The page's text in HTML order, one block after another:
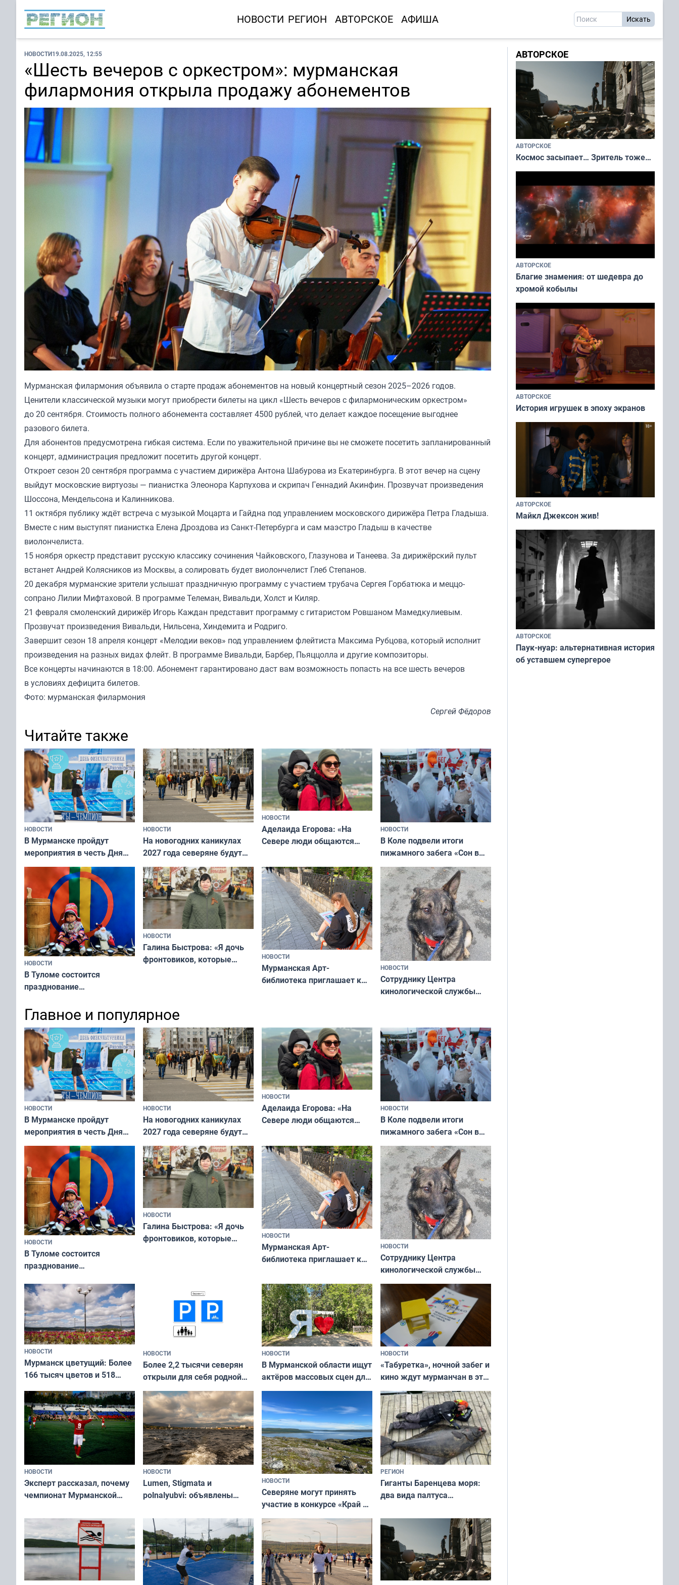
НОВОСТИ РЕГИОН АВТОРСКОЕ АФИША
НОВОСТИ19.08.2025, 12:55
«Шесть вечеров с оркестром»: мурманская
филармония открыла продажу абонементов
Мурманская филармония объявила о старте продаж абонементов на новый концертный сезон 2025–2026 годов.
Ценители классической музыки могут приобрести билеты на цикл «Шесть вечеров с филармоническим оркестром»
до 20 сентября. Стоимость полного абонемента составляет 4500 рублей, что делает каждое посещение выгоднее
разового билета.
Для абонентов предусмотрена гибкая система. Если по уважительной причине вы не сможете посетить запланированный
концерт, администрация предложит посетить другой концерт.
Откроет сезон 20 сентября программа с участием дирижёра Антона Шабурова из Екатеринбурга. В этот вечер на сцену
выйдут московские виртуозы — пианистка Элеонора Карпухова и скрипач Геннадий Акинфин. Прозвучат произведения
Шоссона, Мендельсона и Калинникова.
11 октября публику ждёт встреча с музыкой Моцарта и Гайдна под управлением московского дирижёра Петра Гладыша.
Вместе с ним выступят пианистка Елена Дроздова из Санкт-Петербурга и сам маэстро Гладыш в качестве
виолончелиста.
15 ноября оркестр представит русскую классику сочинения Чайковского, Глазунова и Танеева. За дирижёрский пульт
встанет Андрей Колясников из Москвы, а солировать будет виолончелист Глеб Степанов.
20 декабря мурманские зрители услышат праздничную программу с участием трубача Сергея Горбатюка и меццо-
сопрано Лилии Мифтаховой. В программе Телеман, Вивальди, Холст и Киляр.
21 февраля смоленский дирижёр Игорь Каждан представит программу с гитаристом Ровшаном Мамедкулиевым.
Прозвучат произведения Вивальди, Нильсена, Хиндемита и Родриго.
Завершит сезон 18 апреля концерт «Мелодии веков» под управлением флейтиста Максима Рубцова, который исполнит
произведения на разных видах флейт. В программе Вивальди, Барбер, Пьяццолла и другие композиторы.
Все концерты начинаются в 18:00. Абонемент гарантировано даст вам возможность попасть на все шесть вечеров
в условиях дефицита билетов.
Фото: мурманская филармония
Сергей Фёдоров
Читайте также
НОВОСТИ
В Мурманске пройдут
мероприятия в честь Дня
физкультурника
НОВОСТИ
На новогодних каникулах
2027 года северяне будут
отдыхать 11 дней
НОВОСТИ
Аделаида Егорова: «На
Севере люди общаются
а потому что
ты им интересен»
НОВОСТИ
В Коле подвели итоги
пижамного забега «Сон в
Олимпийскую ночь»
НОВОСТИ
В Туломе состоится
празднование
коренных народов мира
НОВОСТИ
Галина Быстрова: «Я дочь
фронтовиков, которые
НОВОСТИ
Мурманская Арт-
библиотека приглашает к
НОВОСТИ
Сотруднику Центра
кинологической службы
Главное и популярное
НОВОСТИ
В Мурманске пройдут
мероприятия в честь Дня
физкультурника
НОВОСТИ
На новогодних каникулах
2027 года северяне будут
отдыхать 11 дней
НОВОСТИ
Аделаида Егорова: «На
Севере люди общаются
а потому что
ты им интересен»
НОВОСТИ
В Коле подвели итоги
пижамного забега «Сон в
Олимпийскую ночь»
НОВОСТИ
В Туломе состоится
празднование
коренных народов мира
НОВОСТИ
Галина Быстрова: «Я дочь
фронтовиков, которые
НОВОСТИ
Мурманская Арт-
библиотека приглашает к
и фотографов
НОВОСТИ
Сотруднику Центра
кинологической службы
ищут новый дом
НОВОСТИ
Мурманск цветущий: Более
166 тысяч цветов и 518
НОВОСТИ
Более 2,2 тысячи северян
открыли для себя родной
край в рамках проекта
«Туризм для своих»
НОВОСТИ
В Мурманской области ищут
актёров массовых сцен для
съёмок в
короткометражном фильме
НОВОСТИ
«Табуретка», ночной забег и
кино ждут мурманчан в эти
выходные
НОВОСТИ
Эксперт рассказал, почему
чемпионат Мурманской
незамеченным
НОВОСТИ
Lumen, Stigmata и
polnalyubvi: объявлены
«Имандра» в 2026 года
НОВОСТИ
Северяне могут принять
участие в конкурсе «Край у
северной границы: фотогид
по Печенгскому округу»
РЕГИОН
Гиганты Баренцева моря:
два вида палтуса
АВТОРСКОЕ
АВТОРСКОЕ
Космос засыпает… Зритель тоже…
АВТОРСКОЕ
Благие знамения: от шедевра до
хромой кобылы
АВТОРСКОЕ
История игрушек в эпоху экранов
АВТОРСКОЕ
Майкл Джексон жив!
АВТОРСКОЕ
Паук-нуар: альтернативная история
об уставшем супергерое